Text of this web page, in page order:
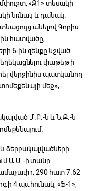
«Ջ1» տեսակի
նռնակ և դանակ:
անելով Գորիս
հատվածը,
6-ին զենքը նշված
փաթեթի
վերջինիս պատկանող
մեջ», -
Մ.Բ.-ն և Ն.Ք.-ն
ձերբակալվածների
Ա.Մ.-ի տանը
290 հատ 7.62
4 պահունակ, «Ֆ-1»,